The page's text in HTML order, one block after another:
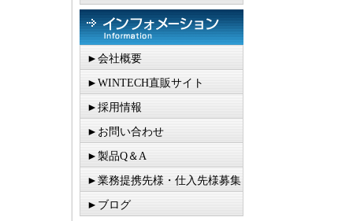
►会社概要
►WINTECH直販サイト
►採用情報
►お問い合わせ
►製品Q＆A
►業務提携先様・仕入先様募集
►ブログ